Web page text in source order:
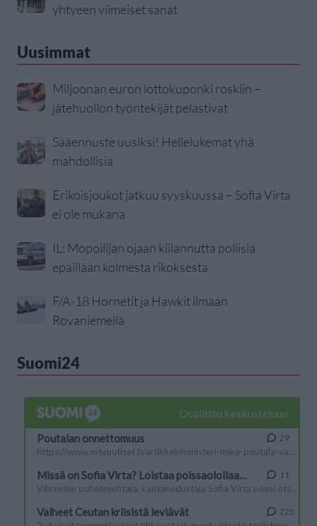
yhtyeen viimeiset sanat
Uusimmat
Miljoonan euron lottokuponki roskiin –
jätehuollon työntekijät pelastivat
Sääennuste uusiksi! Hellelukemat yhä
mahdollisia
Erikoisjoukot jatkuu syyskuussa – Sofia Virta
ei ole mukana
IL: Mopoilijan ojaan kiilannutta poliisia
epäillään kolmesta rikoksesta
F/A-18 Hornetit ja Hawkit ilmaan
Rovaniemellä
Suomi24